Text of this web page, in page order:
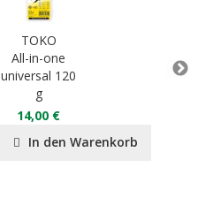
TOKO
All-in-one
universal 120
g
14,00 €
In den Warenkorb